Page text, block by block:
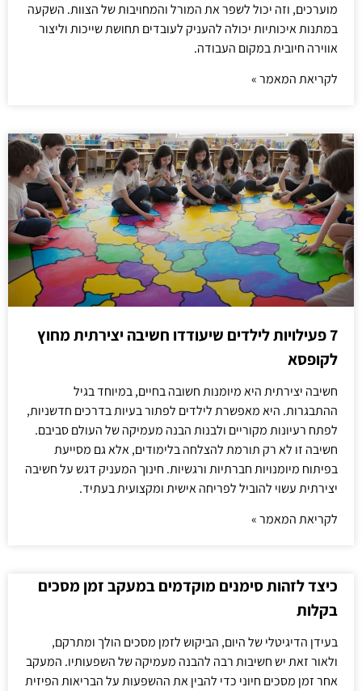
מוערכים, וזה יכול לשפר את המורל והמחויבות של הצוות. השקעה
במתנות איכותיות יכולה להעניק לעובדים תחושת שייכות וליצור
אווירה חיובית במקום העבודה.
לקריאת המאמר »
7 פעילויות לילדים שיעודדו חשיבה יצירתית מחוץ
לקופסא
חשיבה יצירתית היא מיומנות חשובה בחיים, במיוחד בגיל
ההתבגרות. היא מאפשרת לילדים לפתור בעיות בדרכים חדשניות,
לפתח רעיונות מקוריים ולבנות הבנה מעמיקה של העולם סביבם.
חשיבה זו לא רק תורמת להצלחה בלימודים, אלא גם מסייעת
בפיתוח מיומנויות חברתיות ורגשיות. חינוך המעניק דגש על חשיבה
יצירתית עשוי להוביל לפריחה אישית ומקצועית בעתיד.
לקריאת המאמר »
כיצד לזהות סימנים מוקדמים במעקב זמן מסכים
בקלות
בעידן הדיגיטלי של היום, הביקוש לזמן מסכים הולך ומתרקם,
ולאור זאת יש חשיבות רבה להבנה מעמיקה של השפעותיו. המעקב
אחר זמן מסכים חיוני כדי להבין את ההשפעות על הבריאות הפיזית